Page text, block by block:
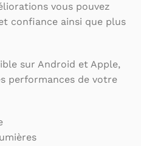
vous pouvez
confiance ainsi que plus
sur Android et Apple,
performances de votre